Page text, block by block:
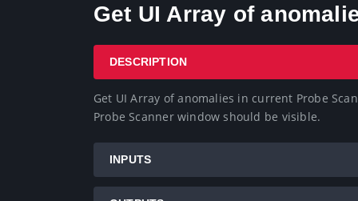
Get UI Array of
DESCRIPTION
Get UI Array of anomalies in current Probe
Probe Scanner window should be visible.
INPUTS